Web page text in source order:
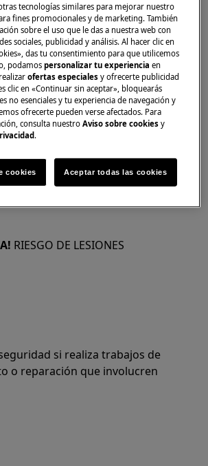
cuidado al mover
Para los electrodomésticos
seguro que los muevan dos
siempre guantes de seguridad
Lleve guantes de
momento para protegerse
afilados.
RIESGO DE LESIONES
si realiza trabajos de
o reparación que involucren
tecnologías similares para mejorar nuestro
fines promocionales y de marketing. También
sobre el uso que le das a nuestra web con
sociales, publicidad y análisis. Al hacer clic en
das tu consentimiento para que utilicemos
podamospersonalizar tu experienciaen
ofertas especiales y ofrecerte publicidad
clic en «Continuar sin aceptar», bloquearás
no esenciales y tu experiencia de navegación y
ofrecerte pueden verse afectados. Para
consulta nuestroAviso sobre cookies y
.
cookies Aceptar todas las cookies